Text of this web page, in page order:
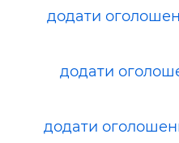
додати
додати
додати